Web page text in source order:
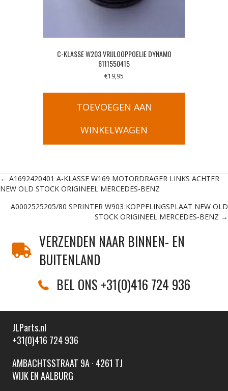
C-KLASSE W203 VRIJLOOPPOELIE DYNAMO
6111550415
€19,95
TOEVOEGEN AAN
WINKELWAGEN
Posts
navigation
← A1692420401 A-KLASSE W169 MOTORDRAGER LINKS ACHTER
NEW OLD STOCK ORIGINEEL MERCEDES-BENZ
A0002525205/80 SPRINTER W903 KOPPELINGSPLAAT NEW OLD
STOCK ORIGINEEL MERCEDES-BENZ →
VERZENDEN NAAR BINNEN- EN
BUITENLAND
BEL ONS +31(0)416 724 936
JLParts.nl
+31(0)416 724 936
AMBACHTSSTRAAT 9A · 4261 TJ
WIJK EN AALBURG